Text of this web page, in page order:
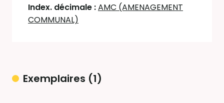
Index. décimale :AMC (AMENAGEMENT
COMMUNAL)
Exemplaires (1)